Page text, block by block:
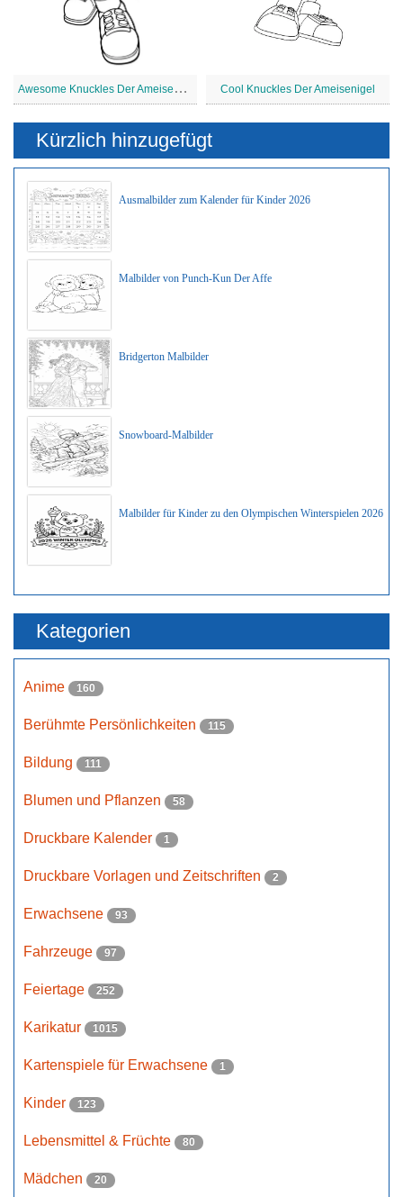
A
wesome Knuckles Der Ameisenigel Cool Knuckles Der Ameisenigel
Kürzlich hinzugefügt
Ausmalbilder zum Kalender für Kinder 2026
Malbilder von Punch-Kun Der Affe
Bridgerton Malbilder
Snowboard-Malbilder
Malbilder für Kinder zu den Olympischen Winterspielen 2026
Kategorien
Anime 160
Berühmte Persönlichkeiten 115
Bildung 111
Blumen und Pflanzen 58
Druckbare Kalender 1
Druckbare Vorlagen und Zeitschriften 2
Erwachsene 93
Fahrzeuge 97
Feiertage 252
Karikatur 1015
Kartenspiele für Erwachsene 1
Kinder 123
Lebensmittel & Früchte 80
Mädchen 20